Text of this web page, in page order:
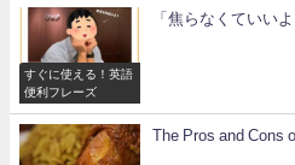
すぐに使える！英語
便利フレーズ
「焦らなくていい
The Pros and Cons